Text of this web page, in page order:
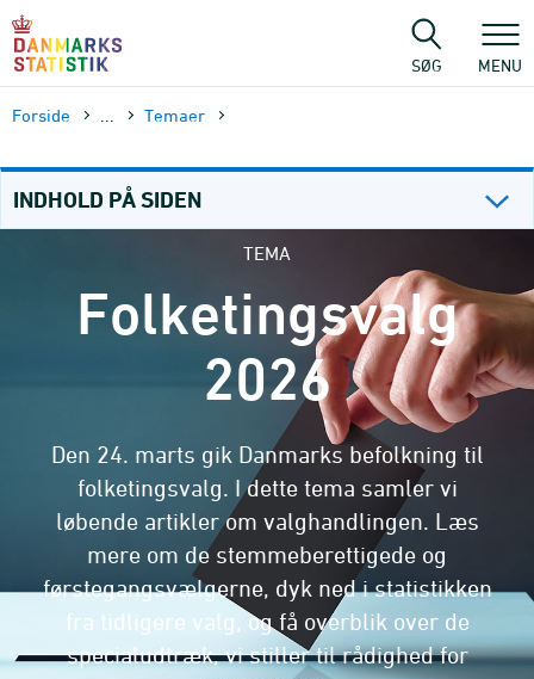
sidens
SØG MENU
Forside Temaer
TEMA
Folketingsvalg
2026
Den 24. marts gik Danmarks befolkning til
folketingsvalg. I dette tema samler vi
løbende artikler om valghandlingen. Læs
mere om de stemmeberettigede og
førstegangsvælgerne, dyk ned i statistikken
fra tidligere valg, og få overblik over de
specialudtræk, vi stiller til rådighed for
INDHOLD PÅ SIDEN